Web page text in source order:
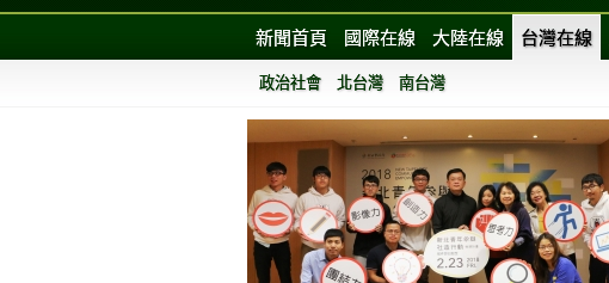
新聞首頁
國際在線 大陸在線 台灣在線
政治社會 北台灣 南台灣